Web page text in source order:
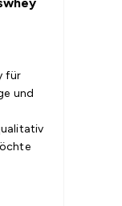
für
und